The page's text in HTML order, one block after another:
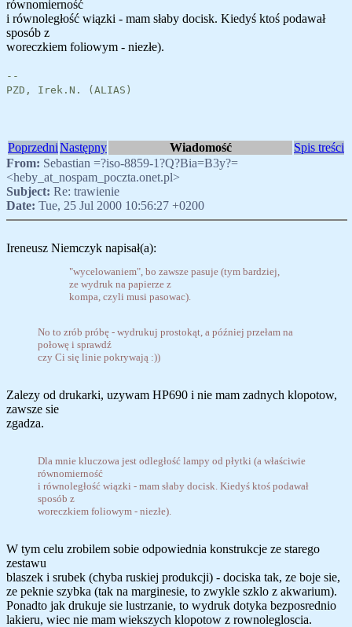
równomierność
i równoległość wiązki - mam słaby docisk. Kiedyś ktoś podawał
sposób z
woreczkiem foliowym - niezłe).
--
PZD, Irek.N. (ALIAS)
PoprzedniNastępny Wiadomość
Spis treści
From: Sebastian =?iso-8859-1?Q?Bia=B3y?=
<heby_at_nospam_poczta.onet.pl>
Subject: Re: trawienie
Date: Tue, 25 Jul 2000 10:56:27 +0200
Ireneusz Niemczyk napisał(a):
"wycelowaniem", bo zawsze pasuje (tym bardziej,
ze wydruk na papierze z
kompa, czyli musi pasowac).
No to zrób próbę - wydrukuj prostokąt, a później przełam na
połowę i sprawdź
czy Ci się linie pokrywają :))
Zalezy od drukarki, uzywam HP690 i nie mam zadnych klopotow,
zawsze sie
zgadza.
Dla mnie kluczowa jest odległość lampy od płytki (a właściwie
równomierność
i równoległość wiązki - mam słaby docisk. Kiedyś ktoś podawał
sposób z
woreczkiem foliowym - niezłe).
W tym celu zrobilem sobie odpowiednia konstrukcje ze starego
zestawu
blaszek i srubek (chyba ruskiej produkcji) - dociska tak, ze boje sie,
ze peknie szybka (tak na marginesie, to zwykle szklo z akwarium).
Ponadto jak drukuje sie lustrzanie, to wydruk dotyka bezposrednio
lakieru, wiec nie mam wiekszych klopotow z rownolegloscia.